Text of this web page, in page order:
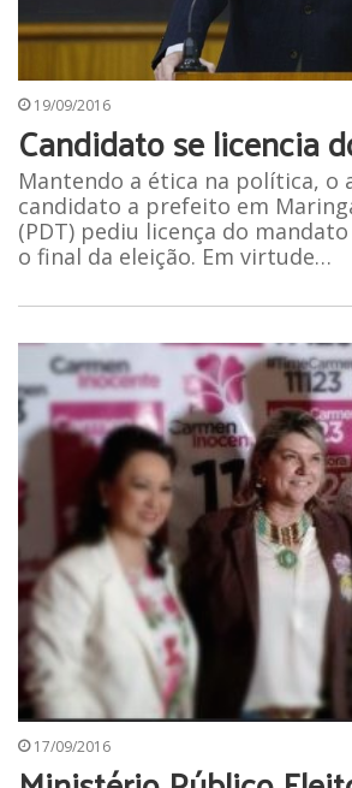
19/09/2016
Candidato se licencia
Mantendo a ética na política, o
candidato a prefeito em
(PDT) pediu licença do
o final da eleição. Em virtude…
17/09/2016